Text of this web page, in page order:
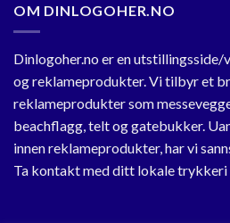
OM DINLOGOHER.NO
Dinlogoher.no er en utstillingsside/
og reklameprodukter. Vi tilbyr et
reklameprodukter som
beachflagg, telt og gatebukker.
innen reklameprodukter, har vi
Ta kontakt med ditt lokale trykkeri